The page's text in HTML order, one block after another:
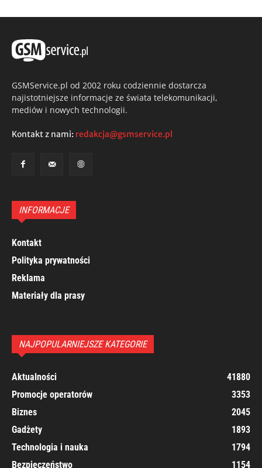
GSMService.pl od 2002 roku codziennie dostarcza
najistotniejsze informacje ze świata telekomunikacji,
mediów i nowych technologii.
Kontakt z nami: redakcja@gsmservice.pl
INFORMACJE
Kontakt
Polityka prywatności
Reklama
Materiały dla prasy
NAJPOPULARNIEJSZE KATEGORIE
Aktualności
41880
Promocje operatorów
3353
Biznes
2045
Gadżety
1893
Technologia i nauka
1794
Bezpieczeństwo
1154